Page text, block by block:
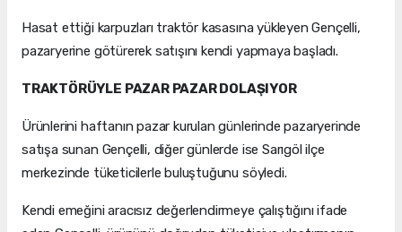
Hasat ettiği karpuzları traktör kasasına yükleyen Gençelli,
pazaryerine götürerek satışını kendi yapmaya başladı.
TRAKTÖRÜYLE PAZAR PAZAR DOLAŞIYOR
Ürünlerini haftanın pazar kurulan günlerinde pazaryerinde
satışa sunan Gençelli, diğer günlerde ise Sarıgöl ilçe
merkezinde tüketicilerle buluştuğunu söyledi.
Kendi emeğini aracısız değerlendirmeye çalıştığını ifade